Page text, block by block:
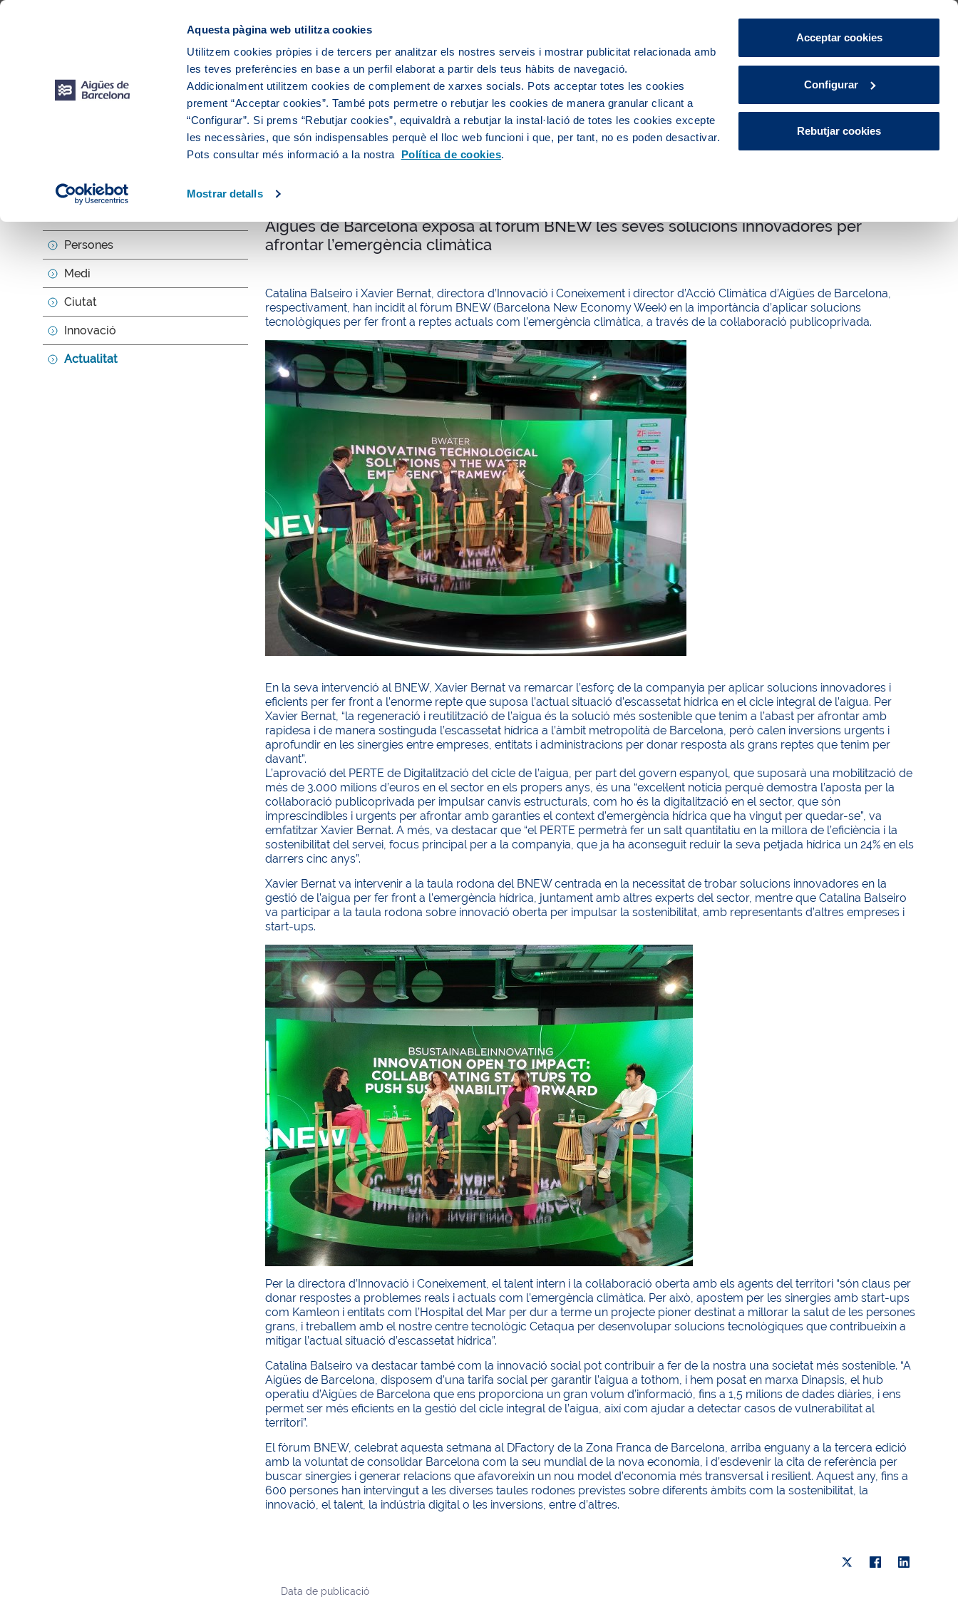
Aquesta pàgina web utilitza cookies
Utilitzem cookies pròpies i de tercers per analitzar els nostres serveis i mostrar publicitat relacionada amb
les teves preferències en base a un perfil elaborat a partir dels teus hàbits de navegació.
Addicionalment utilitzem cookies de complement de xarxes socials. Pots acceptar totes les cookies
prement “Acceptar cookies”. També pots permetre o rebutjar les cookies de manera granular clicant a
“Configurar”. Si prems “Rebutjar cookies”, equivaldrà a rebutjar la instal·lació de totes les cookies excepte
les necessàries, que són indispensables perquè el lloc web funcioni i que, per tant, no es poden desactivar.
Pots consultar més informació a la nostra Política de cookies.
Mostrar detalls
Acceptar cookies
Configurar
Rebutjar cookies
CA ES Àrea de Clients
Sobre nosaltres Persones Medi Ciutat Actualitat
Persones
Medi
Ciutat
Innovació
Actualitat
Actualitat
Aigües de Barcelona exposa al fòrum BNEW les seves solucions innovadores per
afrontar l’emergència climàtica
Catalina Balseiro i Xavier Bernat, directora d’Innovació i Coneixement i director d’Acció Climàtica d’Aigües de Barcelona,
respectivament, han incidit al fòrum BNEW (Barcelona New Economy Week) en la importància d’aplicar solucions
tecnològiques per fer front a reptes actuals com l’emergència climàtica, a través de la col·laboració publicoprivada.
En la seva intervenció al BNEW, Xavier Bernat va remarcar l’esforç de la companyia per aplicar solucions innovadores i
eficients per fer front a l’enorme repte que suposa l’actual situació d’escassetat hídrica en el cicle integral de l’aigua. Per
Xavier Bernat, “la regeneració i reutilització de l’aigua és la solució més sostenible que tenim a l’abast per afrontar amb
rapidesa i de manera sostinguda l’escassetat hídrica a l’àmbit metropolità de Barcelona, però calen inversions urgents i
aprofundir en les sinergies entre empreses, entitats i administracions per donar resposta als grans reptes que tenim per
davant”.
L’aprovació del PERTE de Digitalització del cicle de l’aigua, per part del govern espanyol, que suposarà una mobilització de
més de 3.000 milions d’euros en el sector en els propers anys, és una “excel·lent notícia perquè demostra l’aposta per la
col·laboració publicoprivada per impulsar canvis estructurals, com ho és la digitalització en el sector, que són
imprescindibles i urgents per afrontar amb garanties el context d’emergència hídrica que ha vingut per quedar-se”, va
emfatitzar Xavier Bernat. A més, va destacar que “el PERTE permetrà fer un salt quantitatiu en la millora de l’eficiència i la
sostenibilitat del servei, focus principal per a la companyia, que ja ha aconseguit reduir la seva petjada hídrica un 24% en els
darrers cinc anys”.
Xavier Bernat va intervenir a la taula rodona del BNEW centrada en la necessitat de trobar solucions innovadores en la
gestió de l’aigua per fer front a l’emergència hídrica, juntament amb altres experts del sector, mentre que Catalina Balseiro
va participar a la taula rodona sobre innovació oberta per impulsar la sostenibilitat, amb representants d’altres empreses i
start-ups.
Per la directora d’Innovació i Coneixement, el talent intern i la col·laboració oberta amb els agents del territori “són claus per
donar respostes a problemes reals i actuals com l’emergència climàtica. Per això, apostem per les sinergies amb start-ups
com Kamleon i entitats com l’Hospital del Mar per dur a terme un projecte pioner destinat a millorar la salut de les persones
grans, i treballem amb el nostre centre tecnològic Cetaqua per desenvolupar solucions tecnològiques que contribueixin a
mitigar l’actual situació d’escassetat hídrica”.
Catalina Balseiro va destacar també com la innovació social pot contribuir a fer de la nostra una societat més sostenible. “A
Aigües de Barcelona, disposem d’una tarifa social per garantir l’aigua a tothom, i hem posat en marxa Dinapsis, el hub
operatiu d’Aigües de Barcelona que ens proporciona un gran volum d’informació, fins a 1,5 milions de dades diàries, i ens
permet ser més eficients en la gestió del cicle integral de l’aigua, així com ajudar a detectar casos de vulnerabilitat al
territori”.
El fòrum BNEW, celebrat aquesta setmana al DFactory de la Zona Franca de Barcelona, arriba enguany a la tercera edició
amb la voluntat de consolidar Barcelona com la seu mundial de la nova economia, i d’esdevenir la cita de referència per
buscar sinergies i generar relacions que afavoreixin un nou model d’economia més transversal i resilient. Aquest any, fins a
600 persones han intervingut a les diverses taules rodones previstes sobre diferents àmbits com la sostenibilitat, la
innovació, el talent, la indústria digital o les inversions, entre d’altres.
Data de publicació